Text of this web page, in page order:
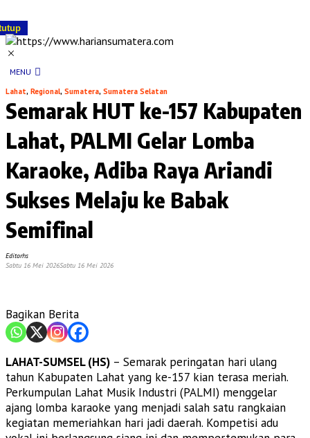
MENU
Lahat, Regional, Sumatera, Sumatera Selatan
Semarak HUT ke-157 Kabupaten
Lahat, PALMI Gelar Lomba
Karaoke, Adiba Raya Ariandi
Sukses Melaju ke Babak
Semifinal
Editorhs
Sabtu 16 Mei 2026Sabtu 16 Mei 2026
Bagikan Berita
LAHAT-SUMSEL (HS) – Semarak peringatan hari ulang
tahun Kabupaten Lahat yang ke-157 kian terasa meriah.
Perkumpulan Lahat Musik Industri (PALMI) menggelar
ajang lomba karaoke yang menjadi salah satu rangkaian
kegiatan memeriahkan hari jadi daerah. Kompetisi adu